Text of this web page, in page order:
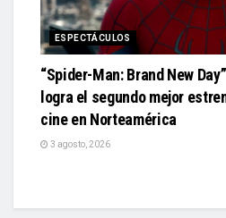
ESPECTÁCULOS
“Spider-Man: Brand New
logra el segundo mejor
cine en Norteamérica
3 agosto, 2026